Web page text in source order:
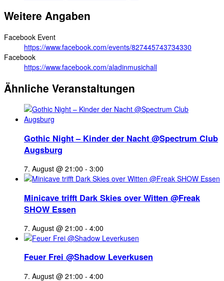
Weitere Angaben
Facebook Event
https://www.facebook.com/events/827445743734330
Facebook
https://www.facebook.com/aladinmusichall
Ähnliche Veranstaltungen
Gothic Night – Kinder der Nacht @Spectrum Club
Augsburg
7. August @ 21:00 - 3:00
Minicave trifft Dark Skies over Witten @Freak
SHOW Essen
7. August @ 21:00 - 4:00
Feuer Frei @Shadow Leverkusen
7. August @ 21:00 - 4:00